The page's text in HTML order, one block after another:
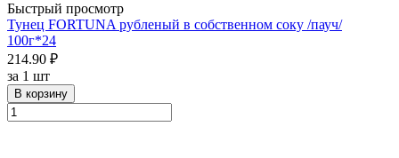
Быстрый просмотр
Тунец FORTUNA рубленый в собственном соку /пауч/
100г*24
214.90 ₽
за 1 шт
В корзину